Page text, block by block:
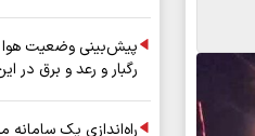
پیش‌بینی وضعیت هوا
رگبار و رعد و برق در
راه‌اندازی یک سامانه